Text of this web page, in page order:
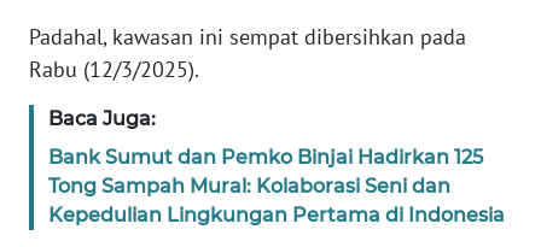
Padahal, kawasan ini sempat dibersihkan pada
Rabu (12/3/2025).
Baca Juga:
Bank Sumut dan Pemko Binjai Hadirkan 125
Tong Sampah Mural: Kolaborasi Seni dan
Kepedulian Lingkungan Pertama di Indonesia
WN
WN
KEPRI
WN
PAPUA